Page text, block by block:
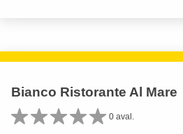
Bianco Ristorante Al Mare
0 aval.